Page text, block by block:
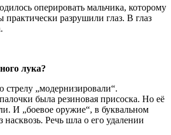
оперировать мальчика, которому
практически разрушили глаз. В глаз
лука?
стрелу „модернизировали“.
была резиновая присоска. Но её
И „боевое оружие“, в буквальном
насквозь. Речь шла о его удалении